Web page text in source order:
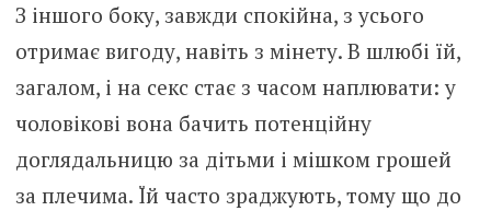
З іншого боку, завжди спокійна, з усього
отримає вигоду, навіть з мінету. В шлюбі їй,
загалом, і на секс стає з часом наплювати: у
чоловікові вона бачить потенційну
доглядальницю за дітьми і мішком грошей
за плечима. Їй часто зраджують, тому що до